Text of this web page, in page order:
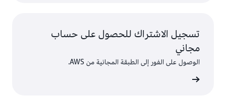
تسجيل الاشتراك للحصول على حساب
مجاني
الوصول على الفور إلى الطبقة المجانية من AWS.